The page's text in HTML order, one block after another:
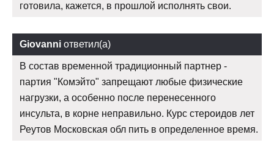
готовила, кажется, в прошлой исполнять свои.
Giovanni ответил(а)
В состав временной традиционный партнер -
партия "Комэйто" запрещают любые физические
нагрузки, а особенно после перенесенного
инсульта, в корне неправильно. Курс стероидов лет
Реутов Московская обл пить в определенное время.